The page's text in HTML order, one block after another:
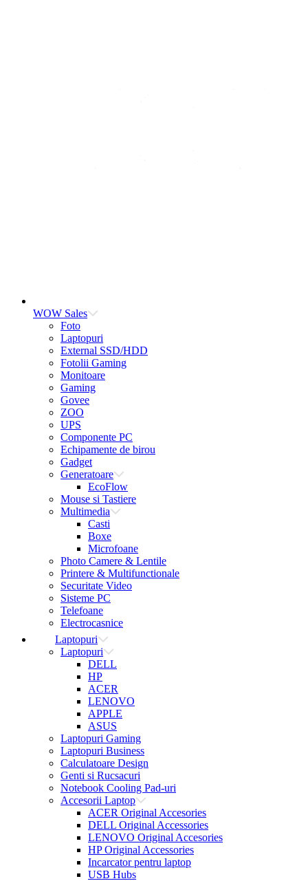
WOW Sales
Foto
Laptopuri
External SSD/HDD
Fotolii Gaming
Monitoare
Gaming
Govee
ZOO
UPS
Componente PC
Echipamente de birou
Gadget
Generatoare
EcoFlow
Mouse si Tastiere
Multimedia
Casti
Boxe
Microfoane
Photo Camere & Lentile
Printere & Multifunctionale
Securitate Video
Sisteme PC
Telefoane
Electrocasnice
Laptopuri
Laptopuri
DELL
HP
ACER
LENOVO
APPLE
ASUS
Laptopuri Gaming
Laptopuri Business
Calculatoare Design
Genti si Rucsacuri
Notebook Cooling Pad-uri
Accesorii Laptop
ACER Original Accesories
DELL Original Accessories
LENOVO Original Accesories
HP Original Accessories
Incarcator pentru laptop
USB Hubs